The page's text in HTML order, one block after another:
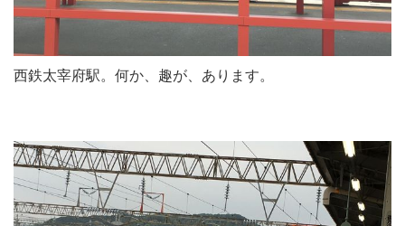
西鉄太宰府駅。何か、趣が、あります。